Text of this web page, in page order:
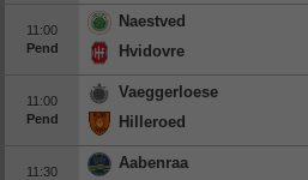
11:00
Pend
Naestved
Hvidovre
11:00
Pend
Vaeggerloese
Hilleroed
11:30
Aabenraa